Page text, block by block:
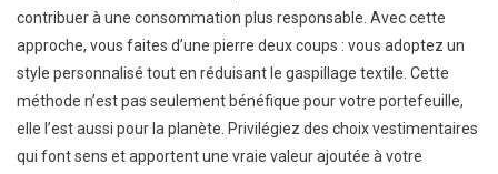
contribuer à une consommation plus responsable. Avec cette
approche, vous faites d’une pierre deux coups : vous adoptez un
style personnalisé tout en réduisant le gaspillage textile. Cette
méthode n’est pas seulement bénéfique pour votre portefeuille,
elle l’est aussi pour la planète. Privilégiez des choix vestimentaires
qui font sens et apportent une vraie valeur ajoutée à votre